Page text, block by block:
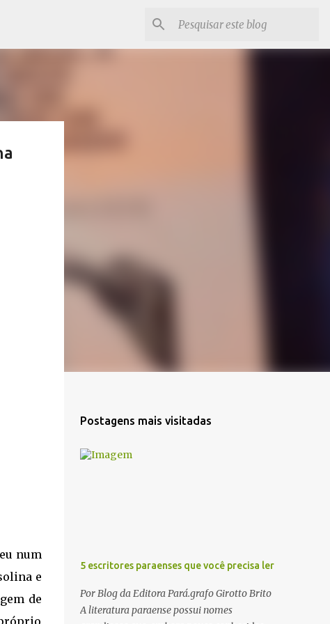
num
e
de
Postagens mais visitadas
5 escritores paraenses que você precisa ler
Por Blog da Editora Pará.grafo Girotto Brito
A literatura paraense possui nomes